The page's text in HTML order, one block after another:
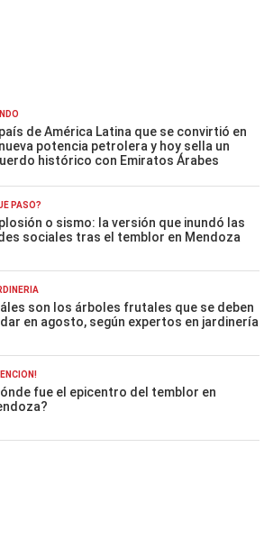
de América Latina que se convirtió en
nueva potencia petrolera y hoy sella un
histórico con Emiratos Árabes
PASÓ?
o sismo: la versión que inundó las
sociales tras el temblor en Mendoza
son los árboles frutales que se deben
en agosto, según expertos en jardinería
fue el epicentro del temblor en